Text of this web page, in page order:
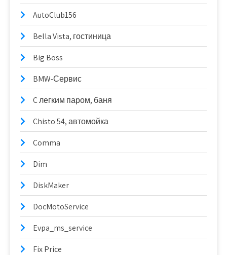
AutoClub156
Bella Vista, гостиница
Big Boss
BMW-Сервис
C легким паром, баня
Chisto 54, автомойка
Comma
Dim
DiskMaker
DocMotoService
Evpa_ms_service
Fix Price